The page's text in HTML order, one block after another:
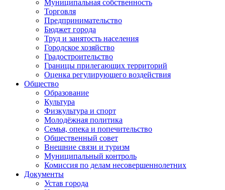
Муниципальная собственность
Торговля
Предпринимательство
Бюджет города
Труд и занятость населения
Городское хозяйство
Градостроительство
Границы прилегающих территорий
Оценка регулирующего воздействия
Общество
Образование
Культура
Физкультура и спорт
Молодёжная политика
Семья, опека и попечительство
Общественный совет
Внешние связи и туризм
Муниципальный контроль
Комиссия по делам несовершеннолетних
Документы
Устав города